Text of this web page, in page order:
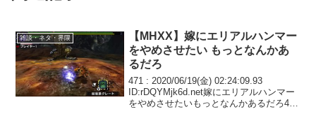
雑談・ネタ・界隈
【MHXX】嫁にエリアルハンマー
をやめさせたい もっとなんかあ
るだろ
471 : 2020/06/19(金) 02:24:09.93
ID:rDQYMjk6d.net嫁にエリアルハンマー
をやめさせたいもっとなんかあるだろ473